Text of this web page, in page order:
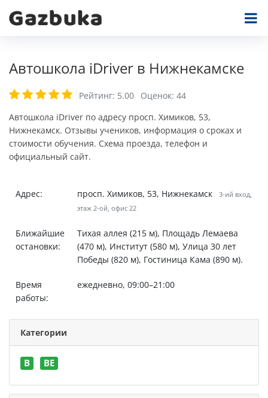
Автошкола iDriver в Нижнекамске
Рейтинг: 5.00 Оценок: 44
Автошкола iDriver по адресу просп. Химиков, 53,
Нижнекамск. Отзывы учеников, информация о сроках и
стоимости обучения. Схема проезда, телефон и
официальный сайт.
Адрес: просп. Химиков, 53, Нижнекамск
3-ий вход,
этаж 2-ой, офис 22
Ближайшие
остановки:
Тихая аллея (215 м), Площадь Лемаева
(470 м), Институт (580 м), Улица 30 лет
Победы (820 м), Гостиница Кама (890 м).
Время
работы:
ежедневно, 09:00–21:00
Категории
B BE